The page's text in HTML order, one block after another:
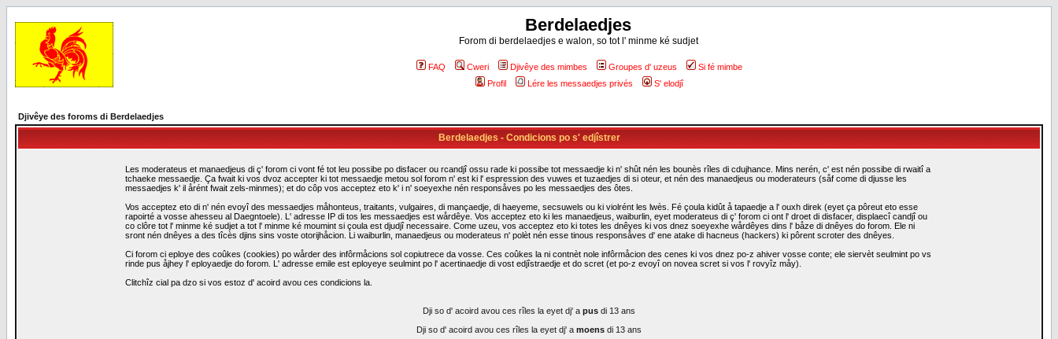
Berdelaedjes
Forom di berdelaedjes e walon, so tot l' minme ké sudjet
FAQ Cweri Djivêye des mimbes Groupes d' uzeus
Si fé mimbe
Profil
Lére les messaedjes privés S' elodjî
Djivêye des foroms di Berdelaedjes
Berdelaedjes - Condicions po s' edjîstrer
Les moderateus et manaedjeus di ç' forom ci vont fé tot leu possibe po disfacer ou rcandjî ossu rade ki possibe tot messaedje ki n' shût nén les bounès rîles di cdujhance. Mins nerén, c' est nén possibe di rwaitî a
tchaeke messaedje. Ça fwait ki vos dvoz accepter ki tot messaedje metou sol forom n' est ki l' espression des vuwes et tuzaedjes di si oteur, et nén des manaedjeus ou moderateurs (såf come di djusse les
messaedjes k' il årént fwait zels-minmes); et do côp vos acceptez eto k' i n' soeyexhe nén responsåves po les messaedjes des ôtes.
Vos acceptez eto di n' nén evoyî des messaedjes måhonteus, traitants, vulgaires, di mançaedje, di haeyeme, secsuwels ou ki violrént les lwès. Fé çoula kidût å tapaedje a l' ouxh direk (eyet ça pôreut eto esse
rapoirté a vosse ahesseu al Daegntoele). L' adresse IP di tos les messaedjes est wårdêye. Vos acceptez eto ki les manaedjeus, waiburlin, eyet moderateus di ç' forom ci ont l' droet di disfacer, displaecî candjî ou
co clôre tot l' minme ké sudjet a tot l' minme ké moumint si çoula est djudjî necessaire. Come uzeu, vos acceptez eto ki totes les dnêyes ki vos dnez soeyexhe wårdêyes dins l' båze di dnêyes do forom. Ele ni
sront nén dnêyes a des tîcès djins sins voste otorijhåcion. Li waiburlin, manaedjeus ou moderateus n' polèt nén esse tinous responsåves d' ene atake di hacneus (hackers) ki pôrent scroter des dnêyes.
Ci forom ci eploye des coûkes (cookies) po wårder des infôrmåcions sol copiutrece da vosse. Ces coûkes la ni contnèt nole infôrmåcion des cenes ki vos dnez po-z ahiver vosse conte; ele siervèt seulmint po vs
rinde pus åjhey l' eployaedje do forom. L' adresse emile est eployeye seulmint po l' acertinaedje di vost edjîstraedje et do scret (et po-z evoyî on novea scret si vos l' rovyîz måy).
Clitchîz cial pa dzo si vos estoz d' acoird avou ces condicions la.
Dji so d' acoird avou ces rîles la eyet dj' a pus di 13 ans
Dji so d' acoird avou ces rîles la eyet dj' a moens di 13 ans